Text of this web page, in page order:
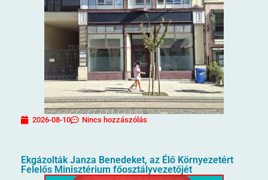
2026-08-10 Nincs hozzászólás
Ekgázolták Janza Benedeket, az Élő Környezetért
Felelős Minisztérium főosztályvezetőjét